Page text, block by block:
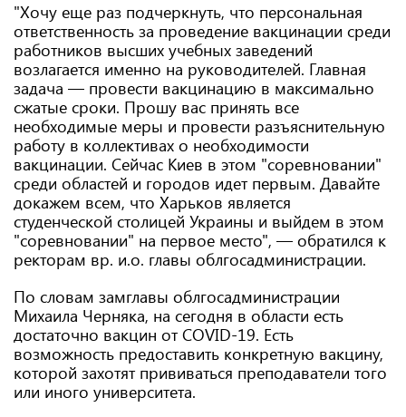
"Хочу еще раз подчеркнуть, что персональная
ответственность за проведение вакцинации среди
работников высших учебных заведений
возлагается именно на руководителей. Главная
задача — провести вакцинацию в максимально
сжатые сроки. Прошу вас принять все
необходимые меры и провести разъяснительную
работу в коллективах о необходимости
вакцинации. Сейчас Киев в этом "соревновании"
среди областей и городов идет первым. Давайте
докажем всем, что Харьков является
студенческой столицей Украины и выйдем в этом
"соревновании" на первое место", — обратился к
ректорам вр. и.о. главы облгосадминистрации.
По словам замглавы облгосадминистрации
Михаила Черняка, на сегодня в области есть
достаточно вакцин от COVID-19. Есть
возможность предоставить конкретную вакцину,
которой захотят прививаться преподаватели того
или иного университета.